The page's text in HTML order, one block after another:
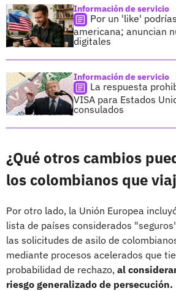
Información de servicio
Por un 'like'
americana; anuncian
digitales
Información de servicio
La respuesta
VISA para Estados
consulados
¿Qué otros cambios
los colombianos que
Por otro lado, la Unión Europea
lista de países considerados
las solicitudes de asilo de
mediante procesos acelerados que
probabilidad de rechazo, al
riesgo generalizado de persecución.